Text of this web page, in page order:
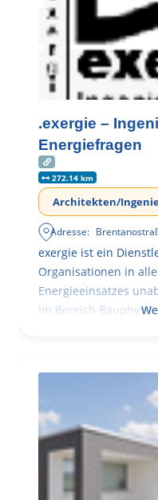
.exergie –
Energiefragen
272.14 km
Architekten/
Adresse:
exergie ist ein
Organisationen in
Energieeinsatzes
Im Bereich Bauphysik